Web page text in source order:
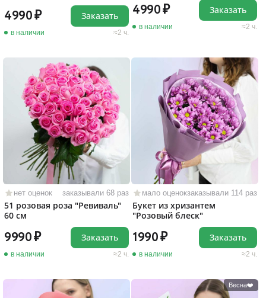
4990
в наличии 2 ч.
Заказать 4990
в наличии 2 ч.
Заказать
нет оценок заказывали 68 раз
51 розовая роза "Ревиваль"
60 см
9990
в наличии 2 ч.
Заказать
мало оценокзаказывали 114 раз
Букет из хризантем
"Розовый блеск"
1990
в наличии 2 ч.
Заказать
Весна❤️